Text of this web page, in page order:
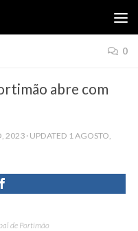
0
abre com
2023 · UPDATED 1 AGOSTO,
de Portimão